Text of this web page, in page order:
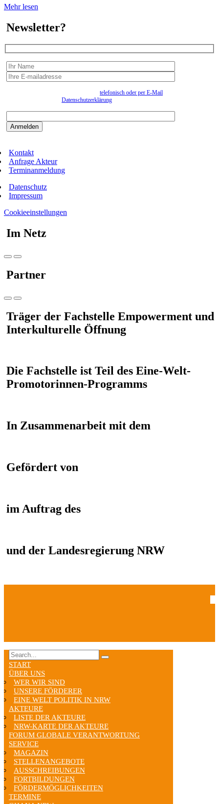
Mehr lesen
Newsletter?
telefonisch oder per E-Mail
Datenschutzerklärung
Kontakt
Anfrage Akteur
Terminanmeldung
Datenschutz
Impressum
Cookieeinstellungen
Im Netz
Partner
Träger der Fachstelle Empowerment und
Interkulturelle Öffnung
Die Fachstelle ist Teil des Eine-Welt-
Promotorinnen-Programms
In Zusammenarbeit mit dem
Gefördert von
im Auftrag des
und der Landesregierung NRW
START
ÜBER UNS
WER WIR SIND
UNSERE FÖRDERER
EINE WELT POLITIK IN NRW
AKTEURE
LISTE DER AKTEURE
NRW-KARTE DER AKTEURE
FORUM GLOBALE VERANTWORTUNG
SERVICE
MAGAZIN
STELLENANGEBOTE
AUSSCHREIBUNGEN
FORTBILDUNGEN
FÖRDERMÖGLICHKEITEN
TERMINE